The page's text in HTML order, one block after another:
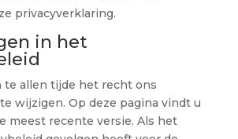
privacyverklaring.
in het
te allen tijde het recht ons
wijzigen. Op deze pagina vindt u
meest recente versie. Als het